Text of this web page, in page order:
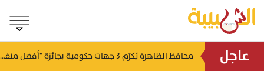
عاجل
منذ ٧ ساعات منذ ٨ ساعات محافظ الظاهرة يُكرّم 3 جهات حكومية بجائزة "أفضل منفذ تقديم خدمة" لعام 2025